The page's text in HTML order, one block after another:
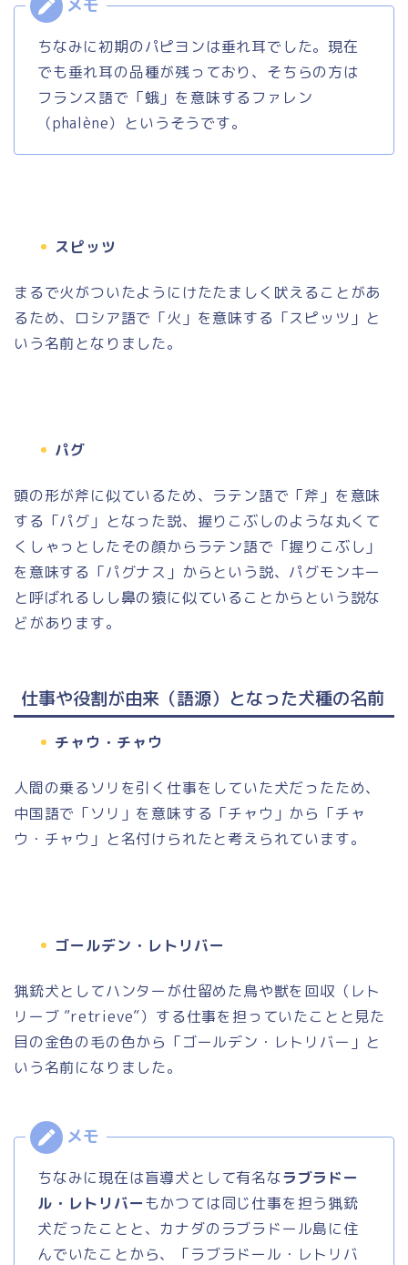
ちなみに初期のパピヨンは垂れ耳でした。現在
でも垂れ耳の品種が残っており、そちらの方は
フランス語で「蛾」を意味するファレン
（phalène）というそうです。
スピッツ
まるで火がついたようにけたたましく吠えることがあ
るため、ロシア語で「火」を意味する「スピッツ」と
いう名前となりました。
パグ
頭の形が斧に似ているため、ラテン語で「斧」を意味
する「パグ」となった説、握りこぶしのような丸くて
くしゃっとしたその顔からラテン語で「握りこぶし」
を意味する「パグナス」からという説、パグモンキー
と呼ばれるしし鼻の猿に似ていることからという説な
どがあります。
仕事や役割が由来（語源）となった犬種の名前
チャウ・チャウ
人間の乗るソリを引く仕事をしていた犬だったため、
中国語で「ソリ」を意味する「チャウ」から「チャ
ウ・チャウ」と名付けられたと考えられています。
ゴールデン・レトリバー
猟銃犬としてハンターが仕留めた鳥や獣を回収（レト
リーブ ”retrieve”）する仕事を担っていたことと見た
目の金色の毛の色から「ゴールデン・レトリバー」と
いう名前になりました。
ちなみに現在は盲導犬として有名なラブラドー
ル・レトリバーもかつては同じ仕事を担う猟銃
犬だったことと、カナダのラブラドール島に住
んでいたことから、「ラブラドール・レトリバ